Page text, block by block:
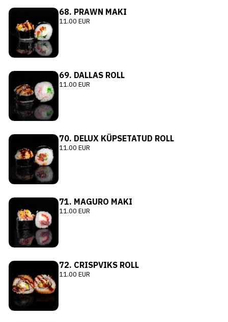
68. PRAWN MAKI
11.00 EUR
69. DALLAS ROLL
11.00 EUR
70. DELUX KÜPSETATUD ROLL
11.00 EUR
71. MAGURO MAKI
11.00 EUR
72. CRISPVIKS ROLL
11.00 EUR